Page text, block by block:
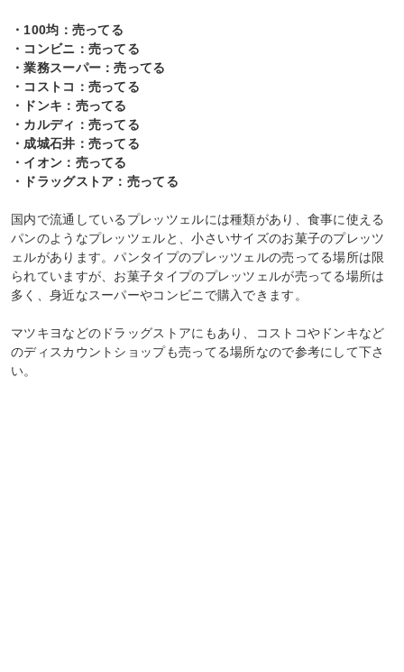
・100均：売ってる
・コンビニ：売ってる
・業務スーパー：売ってる
・コストコ：売ってる
・ドンキ：売ってる
・カルディ：売ってる
・成城石井：売ってる
・イオン：売ってる
・ドラッグストア：売ってる
国内で流通しているプレッツェルには種類があり、食事に使える
パンのようなプレッツェルと、小さいサイズのお菓子のプレッツ
ェルがあります。パンタイプのプレッツェルの売ってる場所は限
られていますが、お菓子タイプのプレッツェルが売ってる場所は
多く、身近なスーパーやコンビニで購入できます。
マツキヨなどのドラッグストアにもあり、コストコやドンキなど
のディスカウントショップも売ってる場所なので参考にして下さ
い。